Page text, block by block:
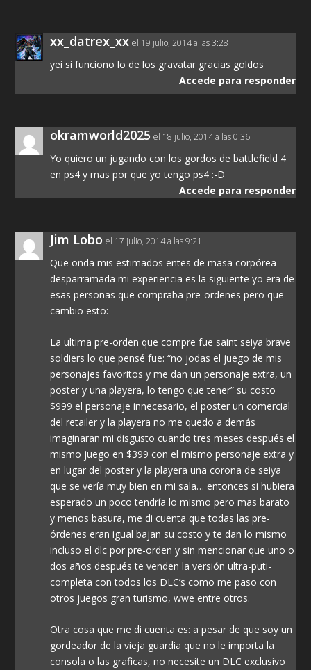
xx_datrex_xx el 19 julio, 2014 a las 3:28
yei si funciono lo de los gravatar gracias goldos
Accede para responder
okramworld2025 el 18 julio, 2014 a las 0:36
Yo quiero un jugando con los gordos de battlefield 4
en ps4 y mas por que yo tengo ps4 :-D
Accede para responder
Jim Lobo el 17 julio, 2014 a las 9:21
Que onda mis estimados entes de masa corpórea
desparramada mi experiencia es la siguiente yo era de
esas personas que compraba pre-ordenes pero que
cambio esto:
La ultima pre-orden que compre fue saint seiya brave
soldiers lo que pensé fue: “no jodas el juego de mis
personajes favoritos y me dan un personaje extra, un
poster y una playera, lo tengo que tener” su costo
$999 el personaje innecesario, el poster un comercial
del retailer y la playera no me quedo a demás
imaginaran mi disgusto cuando tres meses después el
mismo juego en $399 con el mismo personaje extra y
en lugar del poster y la playera una corona de seiya
que se vería muy bien en mi sala… entonces si hubiera
esperado un poco tendría lo mismo pero mas barato
y menos basura, me di cuenta que todas las pre-
órdenes eran igual bajan su costo y te dan lo mismo
incluso el dlc por pre-orden y sin mencionar que uno o
dos años después te venden la versión ultra-puti-
completa con todos los DLC’s como me paso con
otros juegos gran turismo, wwe entre otros.
Otra cosa que me di cuenta es: a pesar de que soy un
gordeador de la vieja guardia que no le importa la
consola o las graficas, no necesite un DLC exclusivo